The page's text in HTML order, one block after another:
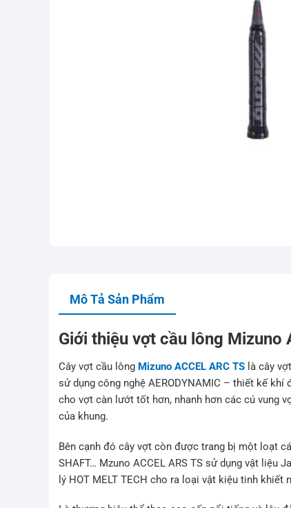
Mô Tả Sản Phẩm
Giới thiệu vợt cầu lông Mizuno
Cây vợt cầu lông Mizuno ACCEL ARC TS là cây
sử dụng công nghệ AERODYNAMIC – thiết kế
cho vợt càn lướt tốt hơn, nhanh hơn các cú vung
của khung.
Bên cạnh đó cây vợt còn được trang bị một loạt
SHAFT… Mzuno ACCEL ARS TS sử dụng vật liệu
lý HOT MELT TECH cho ra loại vật kiệu tinh